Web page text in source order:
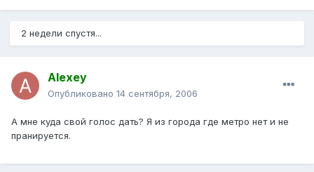
2 недели спустя...
Alexey
Опубликовано 14 сентября, 2006
А мне куда свой голос дать? Я из города где метро нет и не
пранируется.